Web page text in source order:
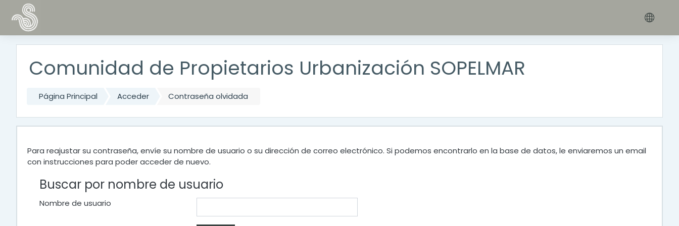
Salta al contenido principal
Comunidad de Propietarios Urbanización SOPELMAR
Página Principal Acceder Contraseña olvidada
Para reajustar su contraseña, envíe su nombre de usuario o su dirección de correo electrónico. Si podemos encontrarlo en la base de datos, le enviaremos un email
con instrucciones para poder acceder de nuevo.
Buscar por nombre de usuario
Nombre de usuario